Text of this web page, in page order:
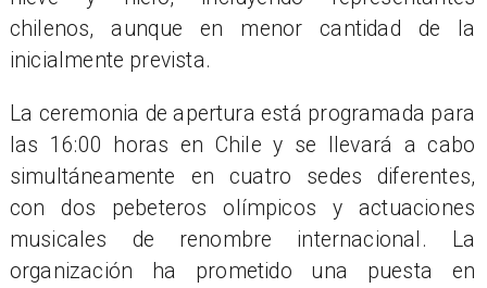
chilenos, aunque en menor cantidad de la
inicialmente prevista.
La ceremonia de apertura está programada para
las 16:00 horas en Chile y se llevará a cabo
simultáneamente en cuatro sedes diferentes,
con dos pebeteros olímpicos y actuaciones
musicales de renombre internacional. La
organización ha prometido una puesta en